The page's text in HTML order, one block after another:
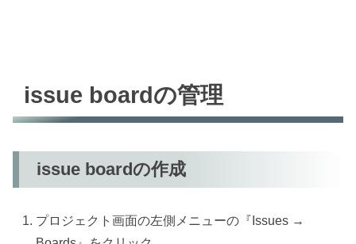
issue boardの管理
issue boardの作成
プロジェクト画面の左側メニューの『Issues →